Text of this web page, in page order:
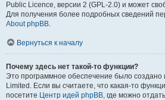
Public Licence, версии 2 (GPL-2.0) и может
Для получения более подробных сведений
About phpBB.
Вернуться к началу
Почему здесь нет такой-то функции?
Это программное обеспечение было создано
Limited. Если вы считаете, что какая-то
посетите Центр идей phpBB, где можно